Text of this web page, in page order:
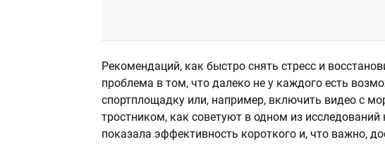
Рекомендаций, как быстро снять стресс и
проблема в том, что далеко не у каждого есть
спортплощадку или, например, включить видео с
тростником, как советуют в одном из исследований
показала эффективность короткого и, что важно,